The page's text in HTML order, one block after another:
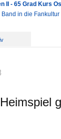
II - 65 Grad Kurs
in die